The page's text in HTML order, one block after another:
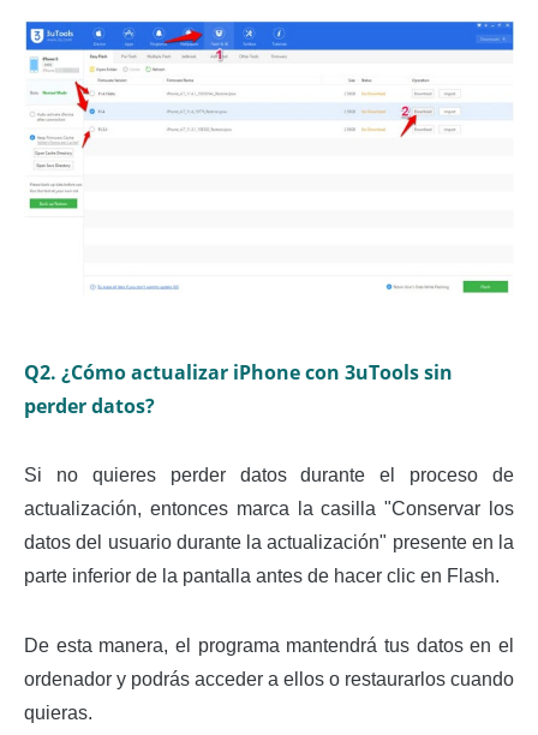
Q2. ¿Cómo actualizar iPhone con 3uTools sin
perder datos?
Si no quieres perder datos durante el proceso de
actualización, entonces marca la casilla "Conservar los
datos del usuario durante la actualización" presente en la
parte inferior de la pantalla antes de hacer clic en Flash.
De esta manera, el programa mantendrá tus datos en el
ordenador y podrás acceder a ellos o restaurarlos cuando
quieras.